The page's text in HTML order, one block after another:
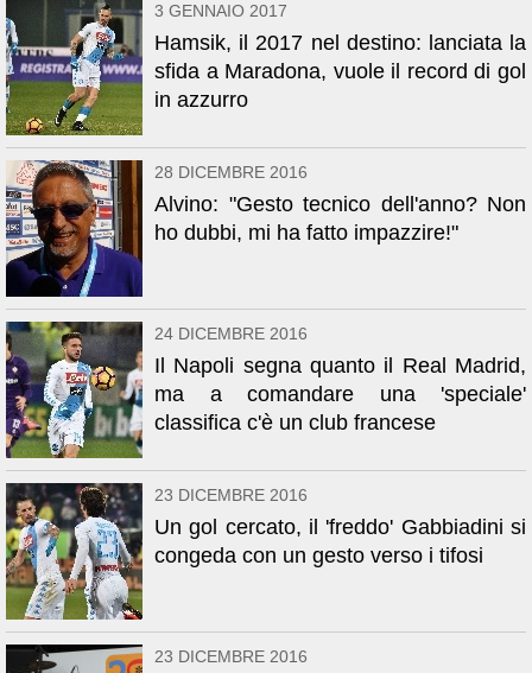
3 GENNAIO 2017
Hamsik, il 2017 nel destino: lanciata la
sfida a Maradona, vuole il record di gol
in azzurro
28 DICEMBRE 2016
Alvino: "Gesto tecnico dell'anno? Non
ho dubbi, mi ha fatto impazzire!"
24 DICEMBRE 2016
Il Napoli segna quanto il Real Madrid,
ma a comandare una 'speciale'
classifica c'è un club francese
23 DICEMBRE 2016
Un gol cercato, il 'freddo' Gabbiadini si
congeda con un gesto verso i tifosi
23 DICEMBRE 2016